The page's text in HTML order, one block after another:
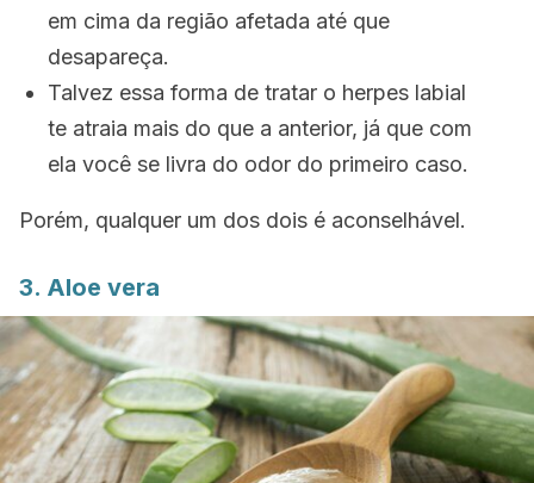
em cima da região afetada até que
desapareça.
Talvez essa forma de tratar o herpes labial
te atraia mais do que a anterior, já que com
ela você se livra do odor do primeiro caso.
Porém, qualquer um dos dois é aconselhável.
3. Aloe vera